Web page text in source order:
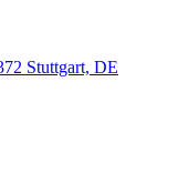
Stuttgart, DE